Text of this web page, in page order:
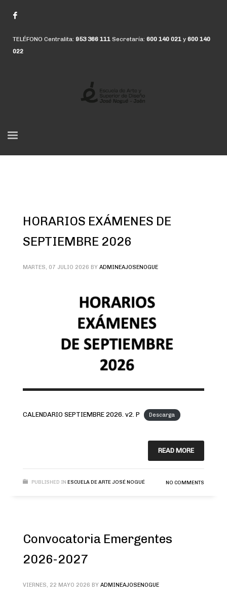
TELÉFONO Centralita: 953 366 111 Secretaría: 600 140 021 y 600 140
022
HORARIOS EXÁMENES DE
SEPTIEMBRE 2026
MARTES, 07 JULIO 2026 BY ADMINEAJOSENOGUE
CALENDARIO SEPTIEMBRE 2026. v2. P Descarga
READ MORE
PUBLISHED IN ESCUELA DE ARTE JOSÉ NOGUÉ NO COMMENTS
Convocatoria Emergentes
2026-2027
VIERNES, 22 MAYO 2026 BY ADMINEAJOSENOGUE